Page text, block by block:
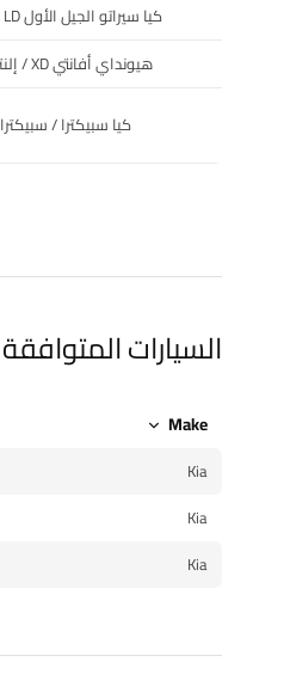
كيا سيراتو الجيل الأول LD القديم
هيونداي أفانتي XD / إلنترا XD
كيا سبيكترا / سبيكترا 5
السيارات المتوافقة
Make
Kia
Kia
Kia